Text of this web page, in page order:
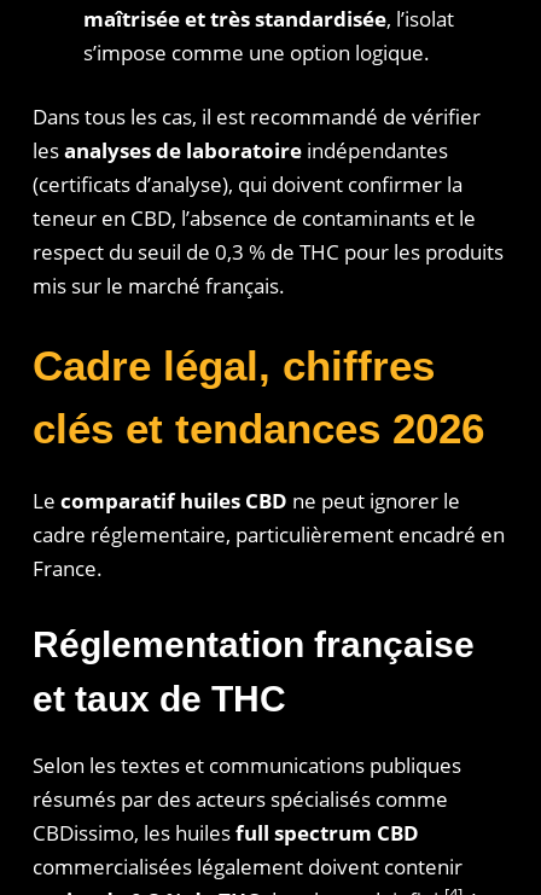
maîtrisée et très standardisée, l’isolat
s’impose comme une option logique.
Dans tous les cas, il est recommandé de vérifier
lesanalyses de laboratoireindépendantes
(certificats d’analyse), qui doivent confirmer la
teneur en CBD, l’absence de contaminants et le
respect du seuil de 0,3 % de THC pour les produits
mis sur le marché français.
Cadre légal, chiffres
clés et tendances 2026
Le comparatif huiles CBD ne peut ignorer le
cadre réglementaire, particulièrement encadré en
France.
Réglementation française
et taux de THC
Selon les textes et communications publiques
résumés par des acteurs spécialisés comme
CBDissimo, les huilesfull spectrum CBD
commercialisées légalement doivent contenir